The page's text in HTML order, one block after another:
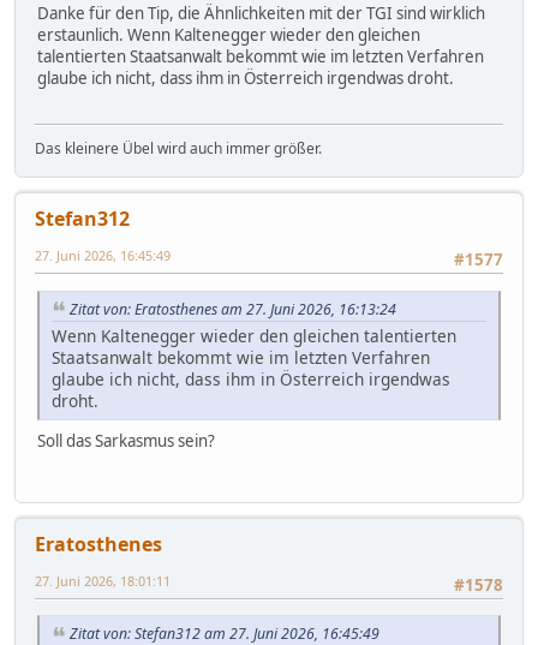
Danke für den Tip, die Ähnlichkeiten mit der TGI sind wirklich
erstaunlich. Wenn Kaltenegger wieder den gleichen
talentierten Staatsanwalt bekommt wie im letzten Verfahren
glaube ich nicht, dass ihm in Österreich irgendwas droht.
Das kleinere Übel wird auch immer größer.
Stefan312
#1577
27. Juni 2026, 16:45:49
Zitat von: Eratosthenes am 27. Juni 2026, 16:13:24
Wenn Kaltenegger wieder den gleichen talentierten
Staatsanwalt bekommt wie im letzten Verfahren
glaube ich nicht, dass ihm in Österreich irgendwas
droht.
Soll das Sarkasmus sein?
Eratosthenes
#1578
27. Juni 2026, 18:01:11
Zitat von: Stefan312 am 27. Juni 2026, 16:45:49